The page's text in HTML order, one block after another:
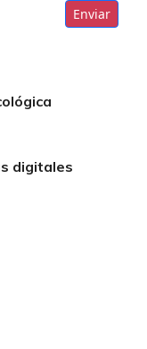
Enviar
digitales